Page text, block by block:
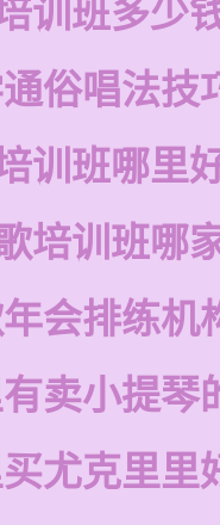
训班多少
俗唱法技
训班哪里
培训班哪
会排练机
卖小提琴
尤克里里